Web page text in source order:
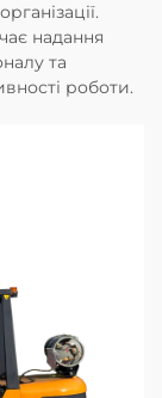
надання
та
роботи.